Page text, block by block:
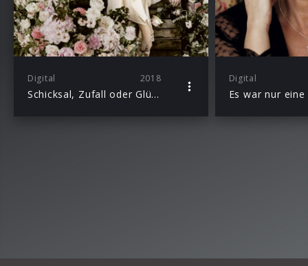
Digital 2018
Schicksal, Zufall oder Glück
Digital